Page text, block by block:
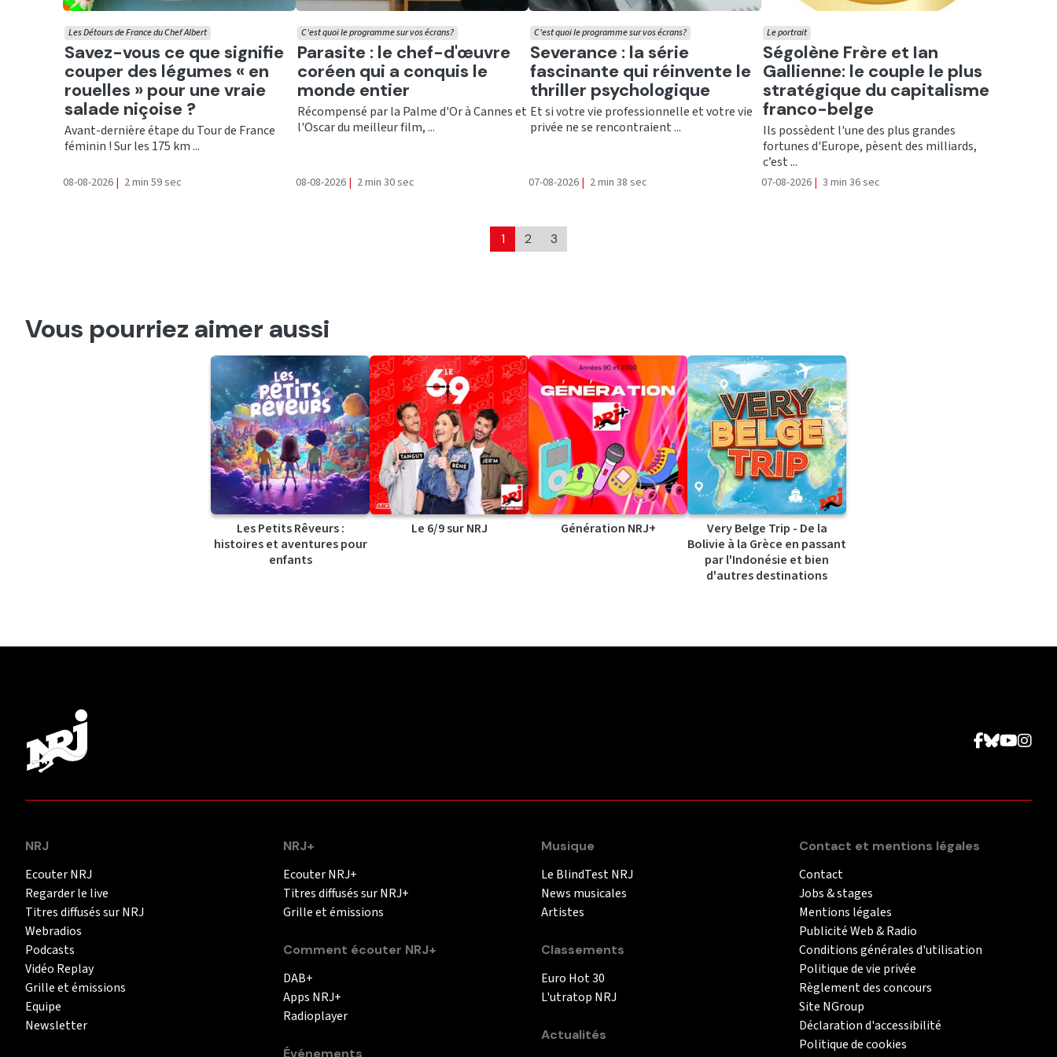
Ecouter
Savez-vous ce que signifie
couper des légumes « en
rouelles » pour une vraie
salade niçoise ?
Les Détours de France du Chef Albert
Avant-dernière étape du Tour de France
féminin ! Sur les 175 km ...
08-08-2026 | 2 min 59 sec
Ecouter
Parasite : le chef-d'œuvre
coréen qui a conquis le
monde entier
C'est quoi le programme sur vos écrans?
Récompensé par la Palme d'Or à Cannes et
l'Oscar du meilleur film, ...
08-08-2026 | 2 min 30 sec
Ecouter
Severance : la série
fascinante qui réinvente le
thriller psychologique
C'est quoi le programme sur vos écrans?
Et si votre vie professionnelle et votre vie
privée ne se rencontraient ...
07-08-2026 | 2 min 38 sec
Ecouter
Ségolène Frère et Ian
Gallienne: le couple le plus
stratégique du capitalisme
franco-belge
Le portrait
Ils possèdent l'une des plus grandes
fortunes d'Europe, pèsent des milliards,
c’est ...
07-08-2026 | 3 min 36 sec
1 2 3
Vous pourriez aimer aussi
Les Petits Rêveurs :
histoires et aventures pour
enfants
Le 6/9 sur NRJ Génération NRJ+
Very Belge Trip - De la
Bolivie à la Grèce en passant
par l'Indonésie et bien
d'autres destinations
NRJ
Ecouter NRJ
Regarder le live
Titres diffusés sur NRJ
Webradios
Podcasts
Vidéo Replay
Grille et émissions
Equipe
Newsletter
NRJ+
Ecouter NRJ+
Titres diffusés sur NRJ+
Grille et émissions
Comment écouter NRJ+
DAB+
Apps NRJ+
Radioplayer
Événements
Musique
Le BlindTest NRJ
News musicales
Artistes
Classements
Euro Hot 30
L'utratop NRJ
Actualités
Contact et mentions légales
Contact
Jobs & stages
Mentions légales
Publicité Web & Radio
Conditions générales d'utilisation
Politique de vie privée
Règlement des concours
Site NGroup
Déclaration d'accessibilité
Politique de cookies